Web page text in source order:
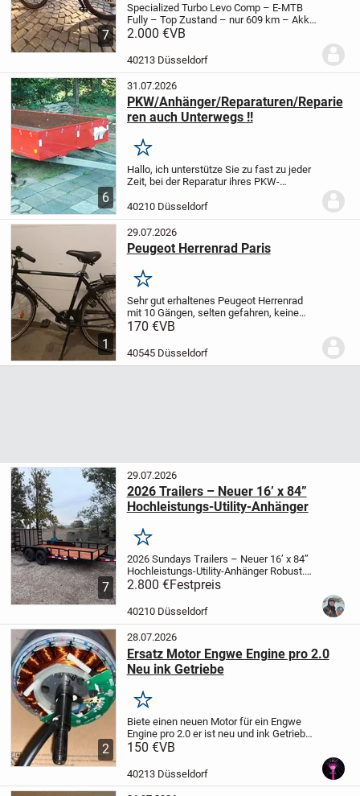
7
Specialized Turbo Levo Comp – E-MTB
Fully – Top Zustand – nur 609 km – Akku
100 %Ich verkaufe mein Specialized
edlen grau/blauen Farbgebung mit roten
2.000 €VB
40213 Düsseldorf
6
31.07.2026
PKW/Anhänger/Reparaturen/Reparie
ren auch Unterwegs !!
Merken
Hallo, ich unterstütze Sie zu fast zu jeder
Zeit, bei der Reparatur ihres PKW-
Hause oder auf meinem Platz.
schwierigen Fällen und Unterwegs auf
der...
40210 Düsseldorf
1
29.07.2026
Peugeot Herrenrad Paris
Merken
Sehr gut erhaltenes Peugeot Herrenrad
mit 10 Gängen, selten gefahren, keine
Mängel, kein Rost, Bremse quietscht ein
170 €VB
40545 Düsseldorf
7
29.07.2026
2026 Trailers – Neuer 16’ x 84”
Hochleistungs-Utility-Anhänger
Merken
2026 Sundays Trailers – Neuer 16’ x 84”
Hochleistungs-Utility-Anhänger Robust.
Zuverlässig. Sofort einsatzbereit. 🇩🇪
für den Handwerksbetrieb, den Garten-
und Landschaftsbau, die Landwirtsc...
2.800 €Festpreis
40210 Düsseldorf
2
28.07.2026
Ersatz Motor Engwe Engine pro 2.0
Neu ink Getriebe
Merken
Biete einen neuen Motor für ein Engwe
Engine pro 2.0 er ist neu und ink Getriebe
!zahlbar Bar Abholung od Paypal Versand
150 €VB
40213 Düsseldorf